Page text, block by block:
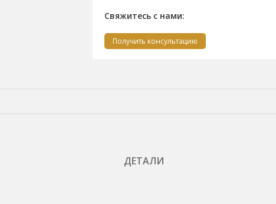
Свяжитесь с нами:
Получить консультацию
ДЕТАЛИ